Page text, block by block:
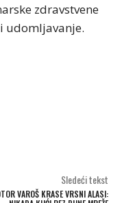
zdravstvene
udomljavanje.
Sledeći tekst
VAROŠ KRASE VRSNI ALASI: